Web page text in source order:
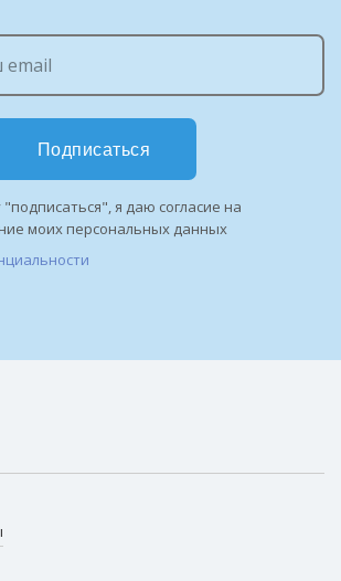
Подписаться
я даю согласие на
моих персональных данных